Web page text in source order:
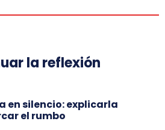
la reflexión
en silencio: explicarla
el rumbo